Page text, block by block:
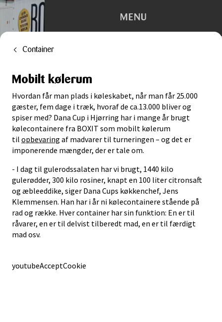
Container
Mobilt kølerum
Hvordan får man plads i køleskabet, når man får 25.000
gæster, fem dage i træk, hvoraf de ca.13.000 bliver og
spiser med? Dana Cup i Hjørring har i mange år brugt
kølecontainere fra BOXIT som mobilt kølerum
til opbevaring af madvarer til turneringen – og det er
imponerende mængder, der er tale om.
- I dag til gulerodssalaten har vi brugt, 1440 kilo
gulerødder, 300 kilo rosiner, knapt en 100 liter citronsaft
og æbleeddike, siger Dana Cups køkkenchef, Jens
Klemmensen. Han har i år ni kølecontainere stående på
rad og række. Hver container har sin funktion: En er til
råvarer, en er til delvist tilberedt mad, en er til færdigt
mad osv.
youtubeAcceptCookie
MENU
Container
Flytning
Kontorhotel
Trailerudlejning
Tilbehør